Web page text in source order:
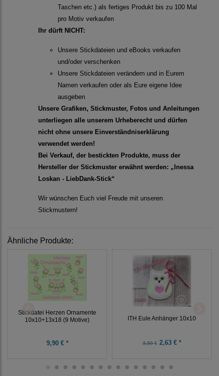
Taschen etc.) als fertiges Produkt bis zu 100 Mal
pro Motiv verkaufen
Ihr dürft NICHT:
Unsere Stickdateien und eBooks verkaufen
und/oder verschenken
Unsere Stickdateien verändern und in Eurem
Namen verkaufen oder als Eure eigene Idee
ausgeben
Unsere Grafiken, Stickmuster, Fotos und Anleitungen
unterliegen alle unserem Urheberecht und dürfen
nicht ohne unsere Einverständniserklärung
verwendet werden!
Bei Verkauf, der bestickten Produkte, muss der
Hersteller der Stickmuster erwähnt werden: „Inessa
Loskan - LiebDank-Stick“
Wir wünschen Euch viel Freude mit unseren
Stickmustern!
Ähnliche Produkte:
Stickdatei Herzen Ornamente
10x10+13x18 (9 Motive)
9,90 € *
ITH Eule Anhänger 10x10
3,50 €2,63 € *